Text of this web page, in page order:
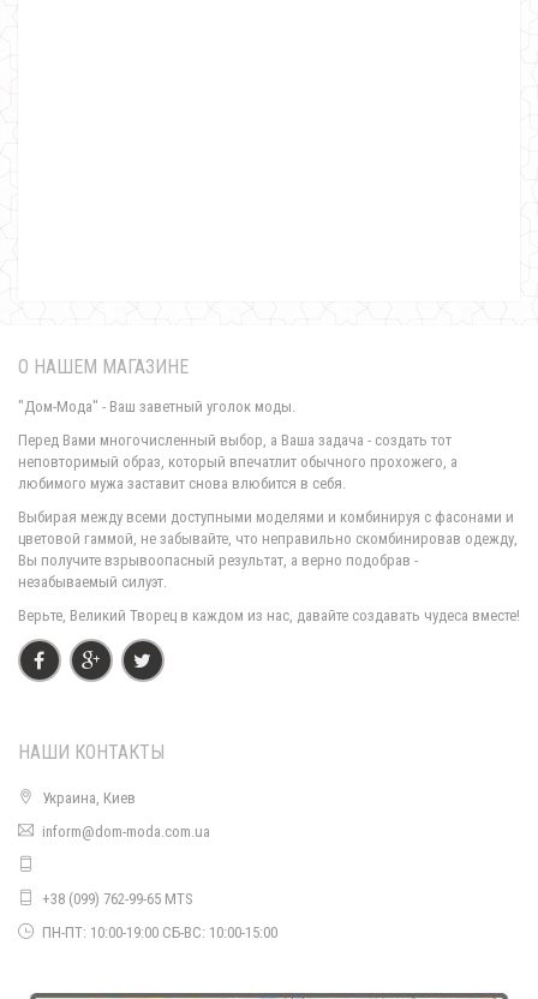
810.00грн.
Женский зимний спортивный костюм на синтепоне
О НАШЕМ МАГАЗИНЕ
"Дом-Мода" - Ваш заветный уголок моды.
Перед Вами многочисленный выбор, а Ваша задача - создать тот
неповторимый образ, который впечатлит обычного прохожего, а
любимого мужа заставит снова влюбится в себя.
Выбирая между всеми доступными моделями и комбинируя с фасонами и
цветовой гаммой, не забывайте, что неправильно скомбинировав одежду,
Вы получите взрывоопасный результат, а верно подобрав -
незабываемый силуэт.
Верьте, Великий Творец в каждом из нас, давайте создавать чудеса вместе!
НАШИ КОНТАКТЫ
Украина, Киев
inform@dom-moda.com.ua
+38 (099) 762-99-65 MTS
ПН-ПТ: 10:00-19:00 СБ-ВС: 10:00-15:00